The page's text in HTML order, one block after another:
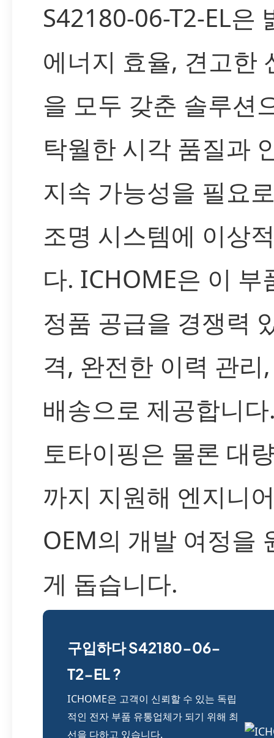
S42180-06-T2-EL은
에너지 효율, 견고한
을 모두 갖춘 솔루션
탁월한 시각 품질과
지속 가능성을 필요
조명 시스템에 이상
다. ICHOME은 이 부
정품 공급을 경쟁력
격, 완전한 이력 관리
배송으로 제공합니
토타이핑은 물론 대
까지 지원해 엔지니
OEM의 개발 여정을
게 돕습니다.
구입하다 S42180-06-
T2-EL ?
ICHOME은 고객이 신뢰할 수 있는 독립
적인 전자 부품 유통업체가 되기 위해 최
선을 다하고 있습니다.